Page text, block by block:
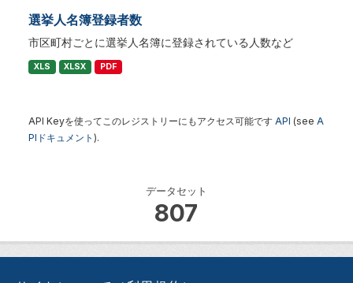
データセット
807
選挙人名簿登録者数
市区町村ごとに選挙人名簿に登録されている人数など
XLS XLSX PDF
API Keyを使ってこのレジストリーにもアクセス可能です API (see A
PIドキュメント ).